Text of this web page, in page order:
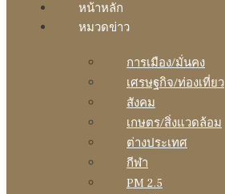
หน้าหลัก
หมวดข่าว
การเมือง/มั่นคง
เศรษฐกิจ/ท่องเที่ยว
สังคม
เกษตร/สิ่งแวดล้อม
ต่างประเทศ
กีฬา
PM 2.5